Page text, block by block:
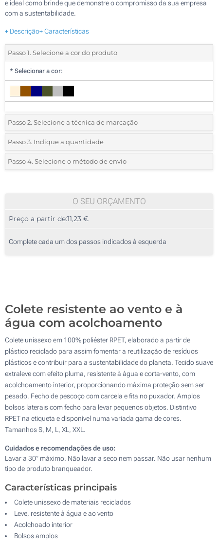
e ideal como brinde que demonstre o compromisso da sua empresa
com a sustentabilidade.
+ Descrição+ Características
Passo 1. Selecione a cor do produto
* Selecionar a cor:
Passo 2. Selecione a técnica de marcação
*Selecione o tipo de marcação e as cores do logotipo:
1 Cor (Num lado)
Passo 3. Indique a quantidade
*Pedido mínimo 5 (total de pedido)
Calcular preço
Passo 4. Selecione o método de envio
O SEU ORÇAMENTO
Preço a partir de:11,23 €
Complete cada um dos passos indicados à esquerda
Colete resistente ao vento e à
água com acolchoamento
Colete unissexo em 100% poliéster RPET, elaborado a partir de
plástico reciclado para assim fomentar a reutilização de resíduos
plásticos e contribuir para a sustentabilidade do planeta. Tecido suave
extraleve com efeito pluma, resistente à água e corta-vento, com
acolchoamento interior, proporcionando máxima proteção sem ser
pesado. Fecho de pescoço com carcela e fita no puxador. Amplos
bolsos laterais com fecho para levar pequenos objetos. Distintivo
RPET na etiqueta e disponível numa variada gama de cores.
Tamanhos S, M, L, XL, XXL.
Cuidados e recomendações de uso:
Lavar a 30° máximo. Não lavar a seco nem passar. Não usar nenhum
tipo de produto branqueador.
Características principais
Colete unissexo de materiais reciclados
Leve, resistente à água e ao vento
Acolchoado interior
Bolsos amplos